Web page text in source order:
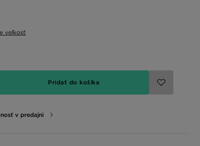
veľkosť
Pridať do košíka
v predajni